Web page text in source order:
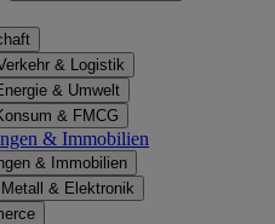
& Logistik
& Umwelt
& FMCG
& Immobilien
& Immobilien
Metall & Elektronik